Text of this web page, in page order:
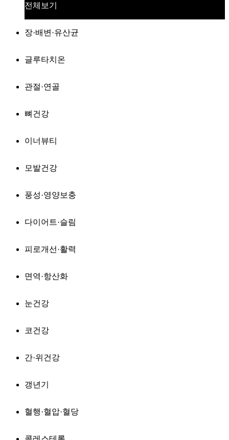
전체보기
장·배변·유산균
글루타치온
관절·연골
뼈건강
이너뷰티
모발건강
풍성·영양보충
다이어트·슬림
피로개선·활력
면역·항산화
눈건강
코건강
간·위건강
갱년기
혈행·혈압·혈당